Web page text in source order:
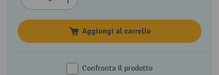
Aggiungi al carrello
Confronta il prodotto